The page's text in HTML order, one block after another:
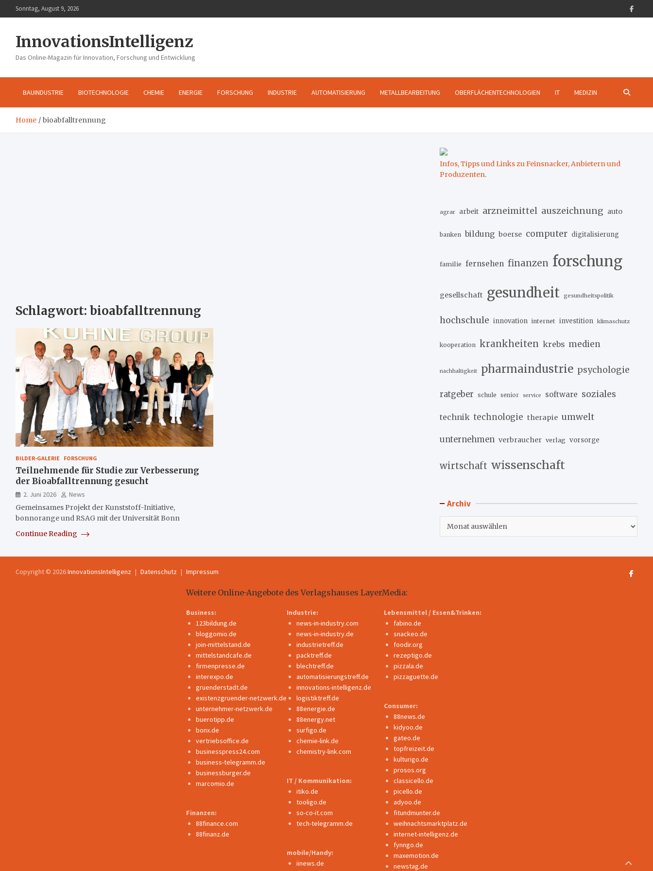
to
Sonntag, August 9, 2026
InnovationsIntelligenz
Das Online-Magazin für Innovation, Forschung und Entwicklung
BAUINDUSTRIE BIOTECHNOLOGIE CHEMIE ENERGIE FORSCHUNG INDUSTRIE AUTOMATISIERUNG METALLBEARBEITUNG OBERFLÄCHENTECHNOLOGIEN IT MEDIZIN
Home bioabfalltrennung
Schlagwort: bioabfalltrennung
BILDER-GALERIE FORSCHUNG
Teilnehmende für Studie zur Verbesserung
der Bioabfalltrennung gesucht
2. Juni 2026
News
Gemeinsames Projekt der Kunststoff-Initiative,
bonnorange und RSAG mit der Universität Bonn
Continue Reading
Infos, Tipps und Links zu Feinsnacker, Anbietern und
Produzenten.
agrar arbeit arzneimittel auszeichnung auto
banken bildung boerse computer digitalisierung
familie fernsehen finanzen forschung
gesellschaft gesundheit gesundheitspolitik
hochschule innovation internet investition klimaschutz
kooperation krankheiten krebs medien
nachhaltigkeit pharmaindustrie psychologie
ratgeber schule senior service software soziales
technik technologie therapie umwelt
unternehmen verbraucher verlag vorsorge
wirtschaft wissenschaft
Archiv
Copyright © 2026InnovationsIntelligenz Datenschutz Impressum
Weitere Online-Angebote des Verlagshauses LayerMedia:
Business:
123bildung.de
bloggomio.de
join-mittelstand.de
mittelstandcafe.de
firmenpresse.de
interexpo.de
gruenderstadt.de
existenzgruender-netzwerk.de
unternehmer-netzwerk.de
buerotipp.de
bonx.de
vertriebsoffice.de
businesspress24.com
business-telegramm.de
businessburger.de
marcomio.de
Finanzen:
88finance.com
88finanz.de
Industrie:
news-in-industry.com
news-in-industry.de
industrietreff.de
packtreff.de
blechtreff.de
automatisierungstreff.de
innovations-intelligenz.de
logistiktreff.de
88energie.de
88energy.net
surfigo.de
chemie-link.de
chemistry-link.com
IT / Kommunikation:
itiko.de
tooligo.de
so-co-it.com
tech-telegramm.de
mobile/Handy:
iinews.de
Lebensmittel / Essen&Trinken:
fabino.de
snackeo.de
foodir.org
rezeptigo.de
pizzala.de
pizzaguette.de
Consumer:
88news.de
kidyoo.de
gateo.de
topfreizeit.de
kulturigo.de
prosos.org
classicello.de
picello.de
adyoo.de
fitundmunter.de
weihnachtsmarktplatz.de
internet-intelligenz.de
fynngo.de
maxemotion.de
newstag.de